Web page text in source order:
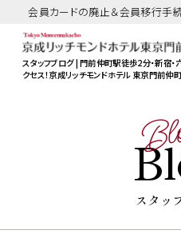
会員カードの廃止＆会員移行
スタッフブログ | 門前仲町駅徒歩2分・新宿・
クセス！京成リッチモンドホテル 東京門前仲町
スタッ